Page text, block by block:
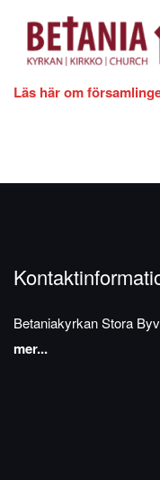
Läs här om
BetaniakyrkanStora
mer...